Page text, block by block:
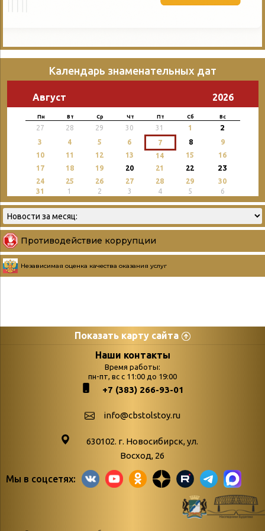
Календарь знаменательных дат
Август 2026
Пн Вт Ср Чт Пт Сб Вс
27 28 29 30 31 1 2
3 4 5 6 7 8
9
10
11 12 13 14 15
16
17
18 19 20 21 22 23
24 25 26 27 28 29
30
31
1 2 3 4 5 6
Противодействие коррупции
Независимая оценка качества оказания услуг
Показать карту сайта
Страницы
podvedenie-itogov-festivalya-
paskhalnaya-palitra
Библионочь – как ярмарка точь-в-
поступлений
Война. Народ.
живые»
«Мне всё
снятся
Наши контакты
Время работы:
пн-пт, вс с 11:00 до 19:00
+7 (383) 266-93-01
info@cbstolstoy.ru
630102. г. Новосибирск, ул.
Восход, 26
Мы в соцсетях: